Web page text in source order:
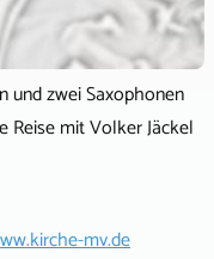
und zwei Saxophonen
Reise mit Volker Jäckel
mv.de